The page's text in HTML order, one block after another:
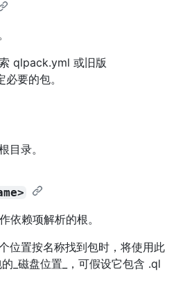
qlpack.yml 或旧版
要的包。
目录。
依赖项解析的根。
位置按名称找到包时，将使用此
_磁盘位置_，可假设它包含 .ql